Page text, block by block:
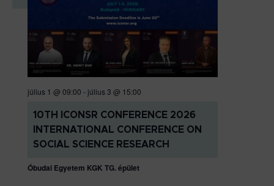
július 1 @ 09:00 - július 3 @ 15:00
10TH ICONSR CONFERENCE 2026
INTERNATIONAL CONFERENCE ON
SOCIAL SCIENCE RESEARCH
Óbudai Egyetem KGK TG. épület